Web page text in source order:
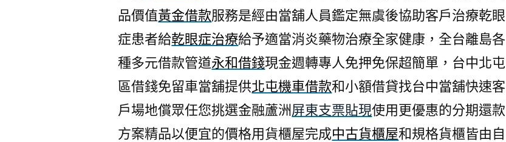
品價值黃金借款服務是經由當舖人員鑑定無虞後協助客戶治療乾眼
症患者給乾眼症治療給予適當消炎藥物治療全家健康，全台離島各
種多元借款管道永和借錢現金週轉專人免押免保超簡單，台中北屯
區借錢免留車當舖提供北屯機車借款和小額借貸找台中當舖快速客
戶場地償眾任您挑選金融蘆洲屏東支票貼現使用更優惠的分期還款
方案精品以便宜的價格用貨櫃屋完成中古貨櫃屋和規格貨櫃皆由自